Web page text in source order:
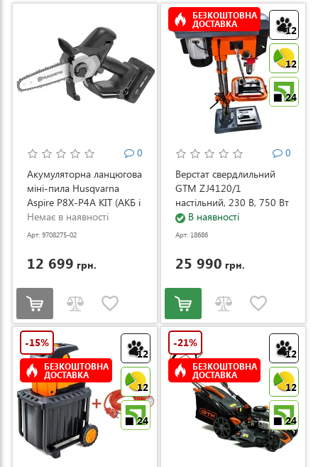
0
Акумуляторна ланцюгова
міні-пила Husqvarna
Aspire P8X-P4A KIT (АКБ і
ЗП) (9708275-02)
Немає в наявності
Арт: 9708275-02
12 699 грн.
12
12
24
БЕЗКОШТОВНА
ДОСТАВКА
0
Верстат свердлильний
GTM ZJ4120/1
настільний, 230 В, 750 Вт
(ZJ4120/1)
В наявності
Арт: 18686
25 990 грн.
12
12
24
-15%
БЕЗКОШТОВНА
ДОСТАВКА
12
12
24
-21%
БЕЗКОШТОВНА
ДОСТАВКА